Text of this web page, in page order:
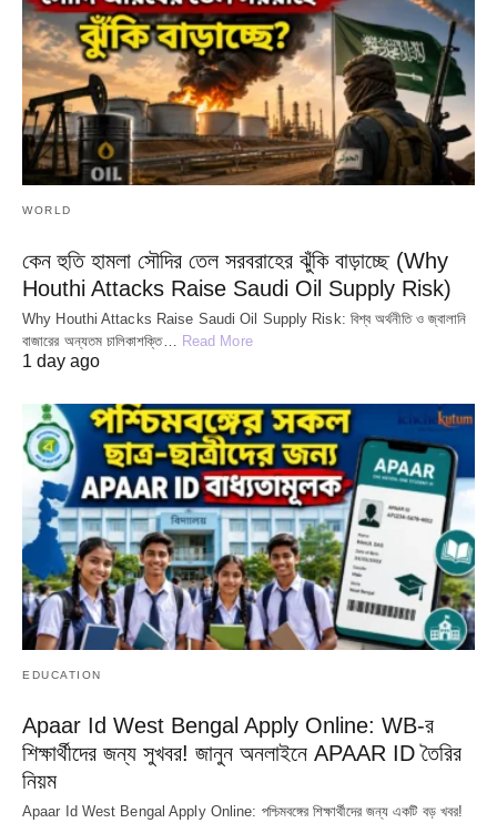
WORLD
কেন হুতি হামলা সৌদির তেল সরবরাহের ঝুঁকি বাড়াচ্ছে (Why
Houthi Attacks Raise Saudi Oil Supply Risk)
Why Houthi Attacks Raise Saudi Oil Supply Risk: বিশ্ব অর্থনীতি ও জ্বালানি
বাজারের অন্যতম চালিকাশক্তি…
Read More
1 day ago
EDUCATION
Apaar Id West Bengal Apply Online: WB-র
শিক্ষার্থীদের জন্য সুখবর! জানুন অনলাইনে APAAR ID তৈরির
নিয়ম
Apaar Id West Bengal Apply Online: পশ্চিমবঙ্গের শিক্ষার্থীদের জন্য একটি বড় খবর!